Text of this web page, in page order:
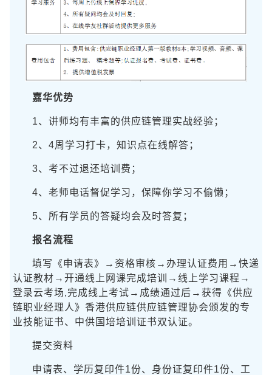
嘉华优势
1、讲师均有丰富的供应链管理实战经验；
2、4周学习打卡，知识点在线解答；
3、考不过退还培训费；
4、老师电话督促学习，保障你学习不偷懒；
5、所有学员的答疑均会及时答复；
报名流程
填写《申请表》→资格审核→办理认证费用→快递
认证教材→开通线上网课完成培训→线上学习课程→
登录云考场,完成线上考试→成绩通过后→获得《供应
链职业经理人》香港供应链供应链管理协会颁发的专
业技能证书、中供国培培训证书双认证。
提交资料
申请表、学历复印件1份、身份证复印件1份、工